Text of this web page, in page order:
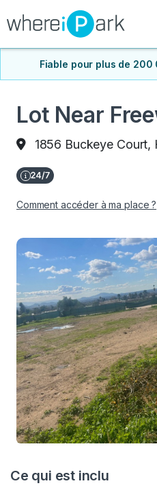
Fiable pour plus de
Lot Near
1856 Buckeye Court,
Comment accéder à ma place ?
Ce qui est inclu